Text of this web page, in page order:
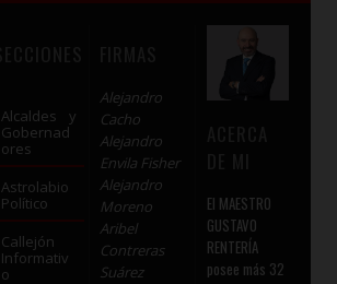
Alcaldes y
Gobernad
ores
Astrolabio
Político
Callejón
Informativ
o
Alejandro
Cacho
Alejandro
Envila Fisher
Alejandro
Moreno
Aribel
Contreras
Suárez
El MAESTRO
GUSTAVO
RENTERÍA
posee más 32